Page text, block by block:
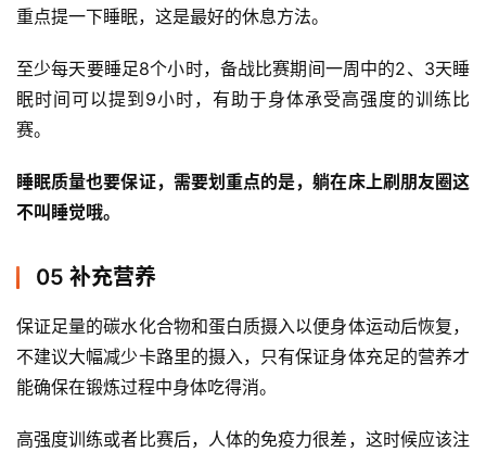
重点提一下睡眠，这是最好的休息方法。
至少每天要睡足8个小时，备战比赛期间一周中的2、3天睡
眠时间可以提到9小时，有助于身体承受高强度的训练比
赛。
睡眠质量也要保证，需要划重点的是，躺在床上刷朋友圈这
不叫睡觉哦。
05 补充营养
保证足量的碳水化合物和蛋白质摄入以便身体运动后恢复，
不建议大幅减少卡路里的摄入，只有保证身体充足的营养才
能确保在锻炼过程中身体吃得消。
高强度训练或者比赛后，人体的免疫力很差，这时候应该注